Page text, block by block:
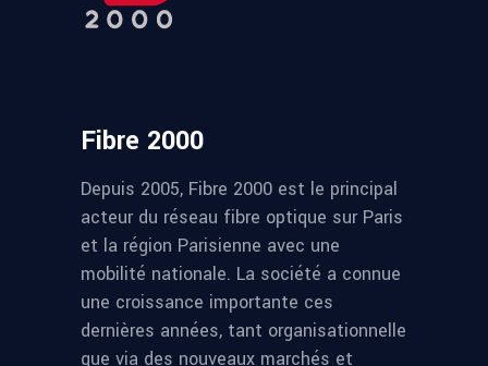
Fibre 2000
Depuis 2005, Fibre 2000 est le principal
acteur du réseau fibre optique sur Paris
et la région Parisienne avec une
mobilité nationale. La société a connue
une croissance importante ces
dernières années, tant organisationnelle
que via des nouveaux marchés et